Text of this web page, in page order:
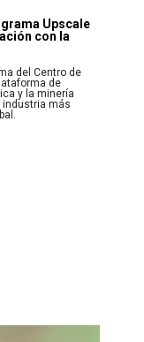
Upscale
con la
del Centro de
de
y la minería
industria más